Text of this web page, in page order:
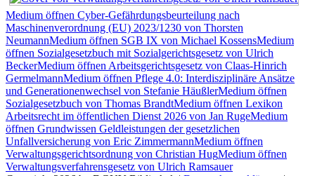
Medium öffnen Cyber-Gefährdungsbeurteilung nach
Maschinenverordnung (EU) 2023/1230 von Thorsten
NeumannMedium öffnen SGB IX von Michael KossensMedium
öffnen Sozialgesetzbuch mit Sozialgerichtsgesetz von Ulrich
BeckerMedium öffnen Arbeitsgerichtsgesetz von Claas-Hinrich
GermelmannMedium öffnen Pflege 4.0: Interdisziplinäre Ansätze
und Generationenwechsel von Stefanie HäußlerMedium öffnen
Sozialgesetzbuch von Thomas BrandtMedium öffnen Lexikon
Arbeitsrecht im öffentlichen Dienst 2026 von Jan RugeMedium
öffnen Grundwissen Geldleistungen der gesetzlichen
Unfallversicherung von Eric ZimmermannMedium öffnen
Verwaltungsgerichtsordnung von Christian HugMedium öffnen
Verwaltungsverfahrensgesetz von Ulrich Ramsauer